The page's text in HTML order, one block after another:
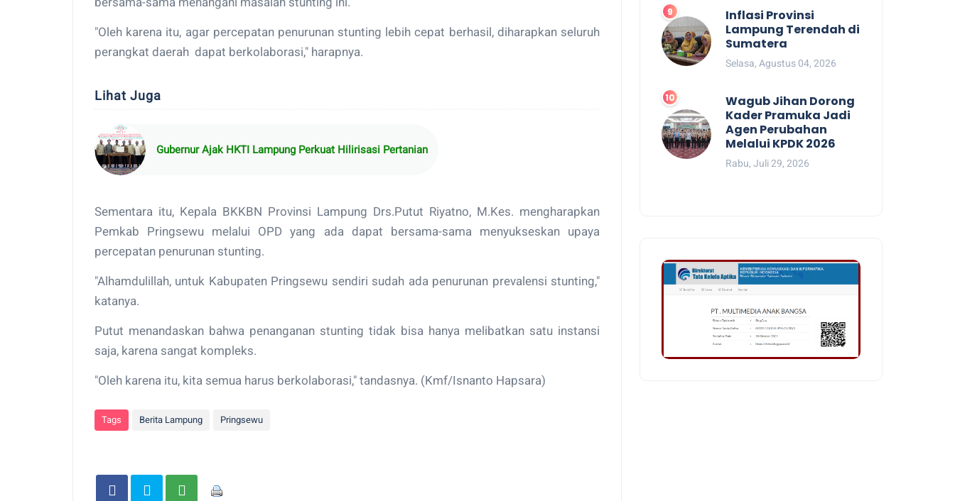
"Oleh karena itu, agar percepatan penurunan stunting lebih cepat berhasil, diharapkan seluruh
perangkat daerah dapat berkolaborasi," harapnya.
Lihat Juga
Gubernur Ajak HKTI Lampung Perkuat Hilirisasi Pertanian
Sementara itu, Kepala BKKBN Provinsi Lampung Drs.Putut Riyatno, M.Kes. mengharapkan
Pemkab Pringsewu melalui OPD yang ada dapat bersama-sama menyukseskan upaya
percepatan penurunan stunting.
"Alhamdulillah, untuk Kabupaten Pringsewu sendiri sudah ada penurunan prevalensi stunting,"
katanya.
Putut menandaskan bahwa penanganan stunting tidak bisa hanya melibatkan satu instansi
saja, karena sangat kompleks.
"Oleh karena itu, kita semua harus berkolaborasi," tandasnya. (Kmf/Isnanto Hapsara)
Tags Berita Lampung Pringsewu
Inflasi Provinsi
Lampung Terendah di
Sumatera
Selasa, Agustus 04, 2026
Wagub Jihan Dorong
Kader Pramuka Jadi
Agen Perubahan
Melalui KPDK 2026
Rabu, Juli 29, 2026